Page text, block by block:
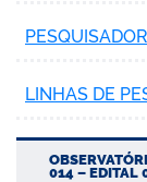
LINHAS DE
014 –